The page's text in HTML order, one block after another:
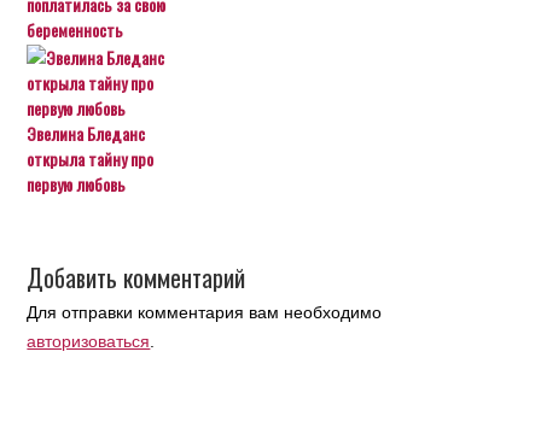
беременность
Эвелина Бледанс
открыла тайну про
первую любовь
Добавить комментарий
Для отправки комментария вам необходимо
авторизоваться